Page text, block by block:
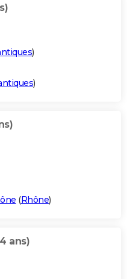
)
)
(Rhône)
ans)